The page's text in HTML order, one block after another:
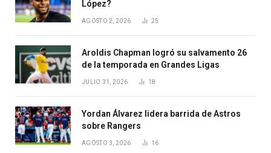
López?
AGOSTO 2, 2026 25
Aroldis Chapman logró su salvamento 26
de la temporada en Grandes Ligas
JULIO 31, 2026 18
Yordan Álvarez lidera barrida de Astros
sobre Rangers
AGOSTO 3, 2026 16